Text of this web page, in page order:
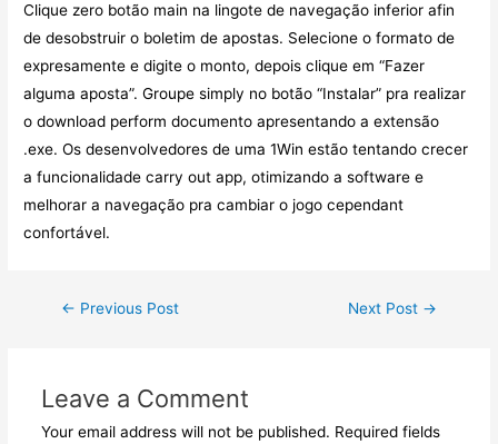
Clique zero botão main na lingote de navegação inferior afin
de desobstruir o boletim de apostas. Selecione o formato de
expresamente e digite o monto, depois clique em “Fazer
alguma aposta”. Groupe simply no botão “Instalar” pra realizar
o download perform documento apresentando a extensão
.exe. Os desenvolvedores de uma 1Win estão tentando crecer
a funcionalidade carry out app, otimizando a software e
melhorar a navegação pra cambiar o jogo cependant
confortável.
Post
← Previous Post Next Post →
Leave a Comment
Your email address will not be published. Required fields